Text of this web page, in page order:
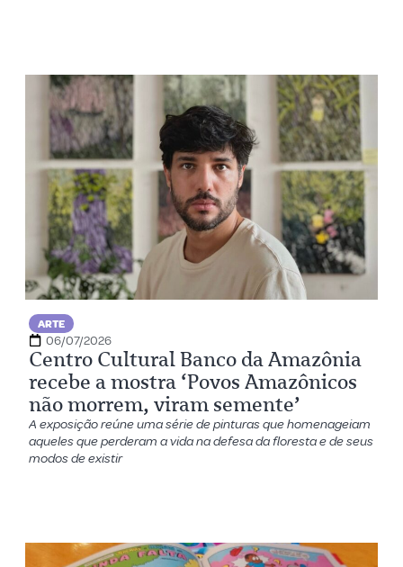
ARTE
06/07/2026
Centro Cultural Banco da Amazônia
recebe a mostra ‘Povos Amazônicos
não morrem, viram semente’
A exposição reúne uma série de pinturas que homenageiam
aqueles que perderam a vida na defesa da floresta e de seus
modos de existir